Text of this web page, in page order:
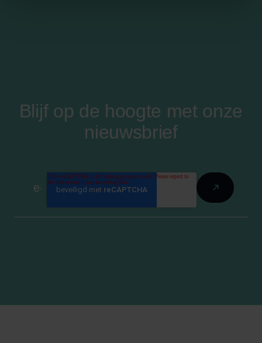
Blijf op de hoogte met onze
nieuwsbrief